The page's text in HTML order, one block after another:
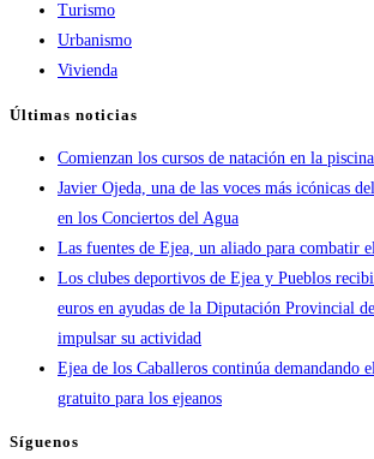
Turismo
Urbanismo
Vivienda
Últimas noticias
Comienzan los cursos de natación en la
Javier Ojeda, una de las voces más icónicas
en los Conciertos del Agua
Las fuentes de Ejea, un aliado para combatir
Los clubes deportivos de Ejea y Pueblos
euros en ayudas de la Diputación Provincial
impulsar su actividad
Ejea de los Caballeros continúa demandando
gratuito para los ejeanos
Síguenos